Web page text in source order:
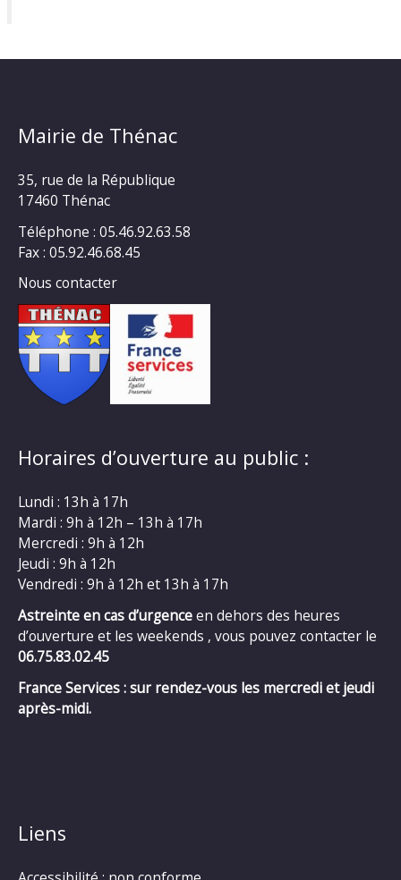
Mairie de Thénac
35, rue de la République
17460 Thénac
Téléphone : 05.46.92.63.58
Fax : 05.92.46.68.45
Nous contacter
Horaires d’ouverture au public :
Lundi : 13h à 17h
Mardi : 9h à 12h – 13h à 17h
Mercredi : 9h à 12h
Jeudi : 9h à 12h
Vendredi : 9h à 12h et 13h à 17h
Astreinte en cas d’urgenceen dehors des heures
d’ouverture et les weekends , vous pouvez contacter le
06.75.83.02.45
France Services : sur rendez-vous les mercredi et jeudi
après-midi.
Liens